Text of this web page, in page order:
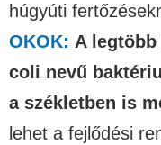
húgyúti
OKOK: A
coli nevű
a székletben is
lehet a fejlődési